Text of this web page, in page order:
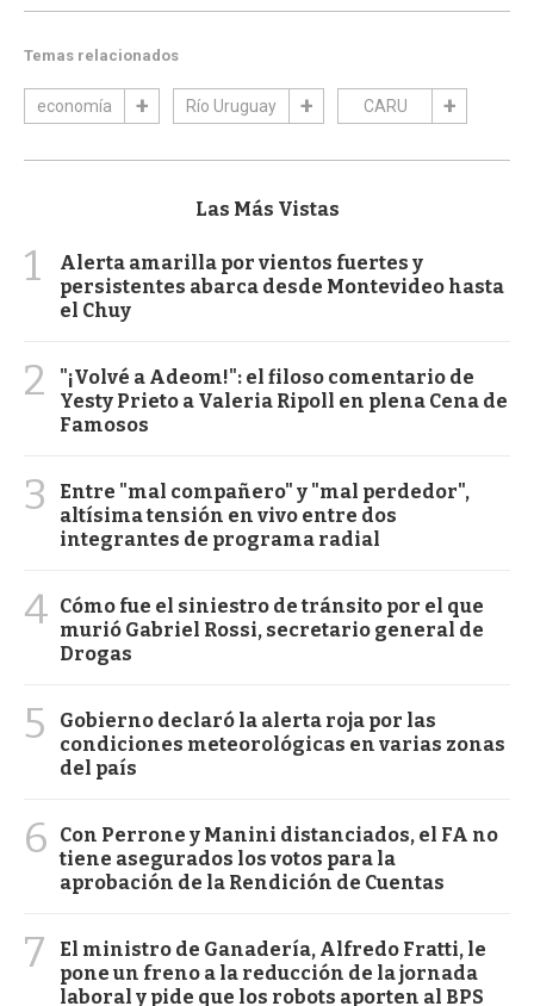
Temas relacionados
economía Río Uruguay CARU
Las Más Vistas
1
Alerta amarilla por vientos fuertes y
persistentes abarca desde Montevideo hasta
el Chuy
2
"¡Volvé a Adeom!": el filoso comentario de
Yesty Prieto a Valeria Ripoll en plena Cena de
Famosos
3
Entre "mal compañero" y "mal perdedor",
altísima tensión en vivo entre dos
integrantes de programa radial
4 Cómo fue el siniestro de tránsito por el que
murió Gabriel Rossi, secretario general de
Drogas
5
Gobierno declaró la alerta roja por las
condiciones meteorológicas en varias zonas
del país
6
Con Perrone y Manini distanciados, el FA no
tiene asegurados los votos para la
aprobación de la Rendición de Cuentas
7
El ministro de Ganadería, Alfredo Fratti, le
pone un freno a la reducción de la jornada
laboral y pide que los robots aporten al BPS